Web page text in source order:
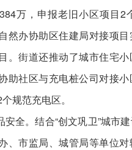
万，申报老旧小区项目2
然办协助区住建局对接项
。街道还推动了城市住宅
助社区与充电桩公司对接
规范充电区。
安全。结合“创文巩卫”城市
、市监局、城管局等单位